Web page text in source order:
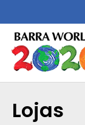
Lojas